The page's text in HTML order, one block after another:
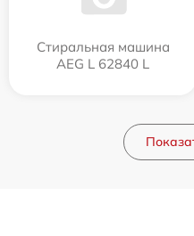
Стиральная машина
AEG L 62840 L